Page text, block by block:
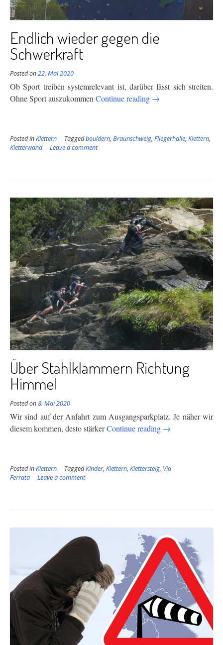
Endlich wieder gegen die
Schwerkraft
Posted on22. Mai 2020
Ob Sport treiben systemrelevant ist, darüber lässt sich streiten.
Ohne Sport auszukommen Continue reading “Endlich
die
Schwerkraft”
→
Posted inKlettern Taggedbouldern, Braunschweig, Fliegerhalle, Klettern,
Kletterwand
Leave a comment
Über Stahlklammern Richtung
Himmel
Posted on8. Mai 2020
Wir sind auf der Anfahrt zum Ausgangsparkplatz. Je näher wir
diesem kommen, desto stärkerContinue reading “Über
→
Posted inKlettern TaggedKInder, Klettern, Klettersteig, Via
Ferrata
Leave a comment